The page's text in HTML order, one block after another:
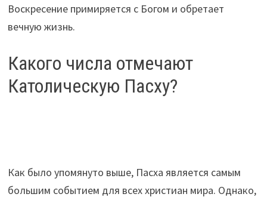
Воскресение примиряется с Богом и обретает
вечную жизнь.
Какого числа отмечают
Католическую Пасху?
Как было упомянуто выше, Пасха является самым
большим событием для всех христиан мира. Однако,